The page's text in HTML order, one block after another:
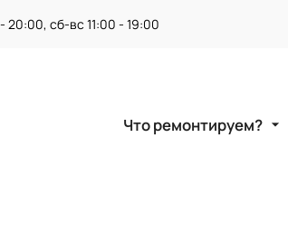
20:00, сб-вс 11:00 - 19:00
Что ремонтируем? arrow_drop_down